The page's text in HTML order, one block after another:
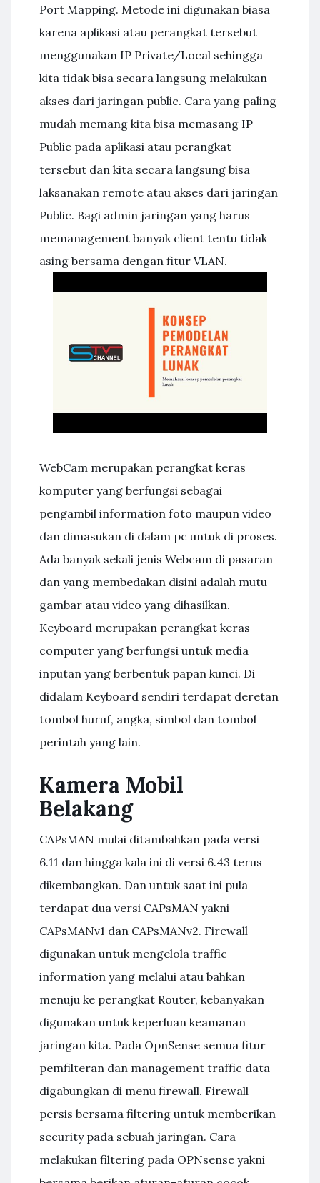
Port Mapping. Metode ini digunakan biasa
karena aplikasi atau perangkat tersebut
menggunakan IP Private/Local sehingga
kita tidak bisa secara langsung melakukan
akses dari jaringan public. Cara yang paling
mudah memang kita bisa memasang IP
Public pada aplikasi atau perangkat
tersebut dan kita secara langsung bisa
laksanakan remote atau akses dari jaringan
Public. Bagi admin jaringan yang harus
memanagement banyak client tentu tidak
asing bersama dengan fitur VLAN.
WebCam merupakan perangkat keras
komputer yang berfungsi sebagai
pengambil information foto maupun video
dan dimasukan di dalam pc untuk di proses.
Ada banyak sekali jenis Webcam di pasaran
dan yang membedakan disini adalah mutu
gambar atau video yang dihasilkan.
Keyboard merupakan perangkat keras
computer yang berfungsi untuk media
inputan yang berbentuk papan kunci. Di
didalam Keyboard sendiri terdapat deretan
tombol huruf, angka, simbol dan tombol
perintah yang lain.
Kamera Mobil
Belakang
CAPsMAN mulai ditambahkan pada versi
6.11 dan hingga kala ini di versi 6.43 terus
dikembangkan. Dan untuk saat ini pula
terdapat dua versi CAPsMAN yakni
CAPsMANv1 dan CAPsMANv2. Firewall
digunakan untuk mengelola traffic
information yang melalui atau bahkan
menuju ke perangkat Router, kebanyakan
digunakan untuk keperluan keamanan
jaringan kita. Pada OpnSense semua fitur
pemfilteran dan management traffic data
digabungkan di menu firewall. Firewall
persis bersama filtering untuk memberikan
security pada sebuah jaringan. Cara
melakukan filtering pada OPNsense yakni